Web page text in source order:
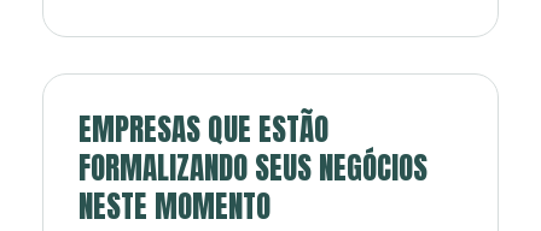
EMPRESAS QUE ESTÃO
FORMALIZANDO SEUS NEGÓCIOS
NESTE MOMENTO